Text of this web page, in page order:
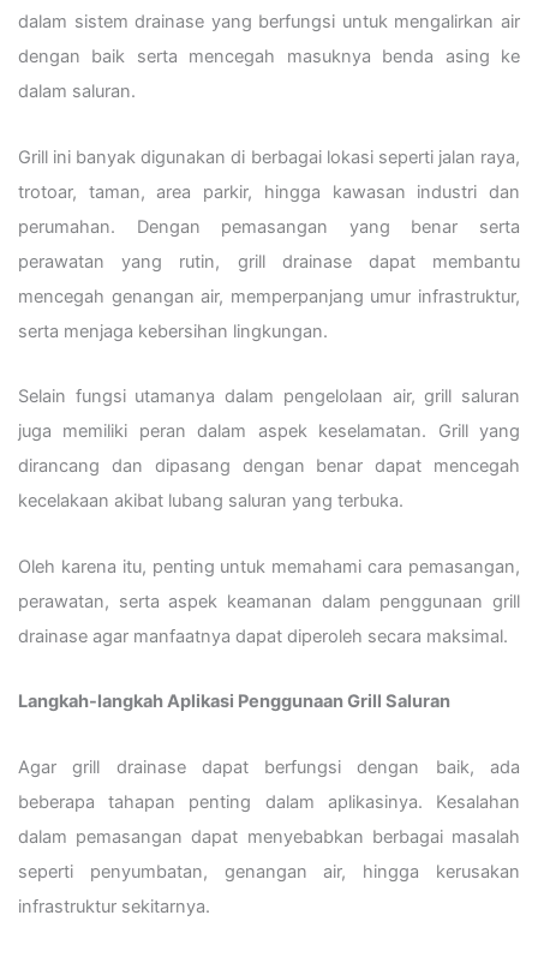
dalam sistem drainase yang berfungsi untuk mengalirkan air
dengan baik serta mencegah masuknya benda asing ke
dalam saluran.
Grill ini banyak digunakan di berbagai lokasi seperti jalan raya,
trotoar, taman, area parkir, hingga kawasan industri dan
perumahan. Dengan pemasangan yang benar serta
perawatan yang rutin, grill drainase dapat membantu
mencegah genangan air, memperpanjang umur infrastruktur,
serta menjaga kebersihan lingkungan.
Selain fungsi utamanya dalam pengelolaan air, grill saluran
juga memiliki peran dalam aspek keselamatan. Grill yang
dirancang dan dipasang dengan benar dapat mencegah
kecelakaan akibat lubang saluran yang terbuka.
Oleh karena itu, penting untuk memahami cara pemasangan,
perawatan, serta aspek keamanan dalam penggunaan grill
drainase agar manfaatnya dapat diperoleh secara maksimal.
Langkah-langkah Aplikasi Penggunaan Grill Saluran
Agar grill drainase dapat berfungsi dengan baik, ada
beberapa tahapan penting dalam aplikasinya. Kesalahan
dalam pemasangan dapat menyebabkan berbagai masalah
seperti penyumbatan, genangan air, hingga kerusakan
infrastruktur sekitarnya.